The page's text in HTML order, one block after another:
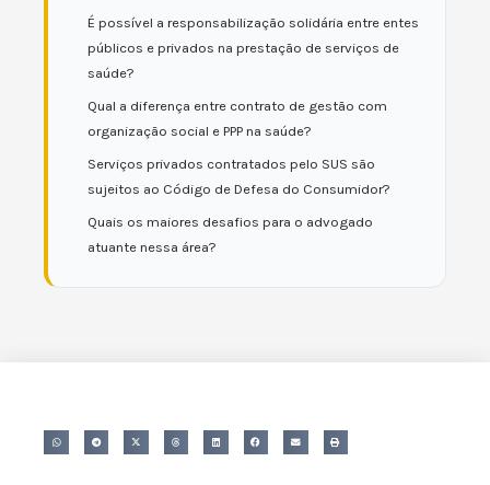
É possível a responsabilização solidária entre entes
públicos e privados na prestação de serviços de
saúde?
Qual a diferença entre contrato de gestão com
organização social e PPP na saúde?
Serviços privados contratados pelo SUS são
sujeitos ao Código de Defesa do Consumidor?
Quais os maiores desafios para o advogado
atuante nessa área?